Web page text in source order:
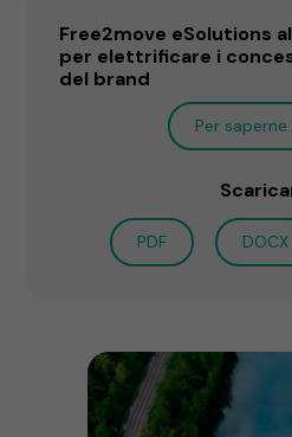
Free2move eSolutions
per elettrificare i
del brand
Per
PDF DOCX